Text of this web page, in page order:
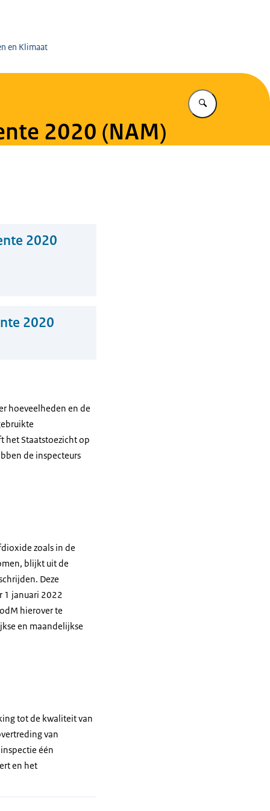
en Klimaat
Vul in wat u
2020 (NAM)
2020
2020
hoeveelheden en de
het Staatstoezicht op
de inspecteurs
zoals in de
blijkt uit de
Deze
1 januari 2022
hierover te
en maandelijkse
tot de kwaliteit van
van
één
en het